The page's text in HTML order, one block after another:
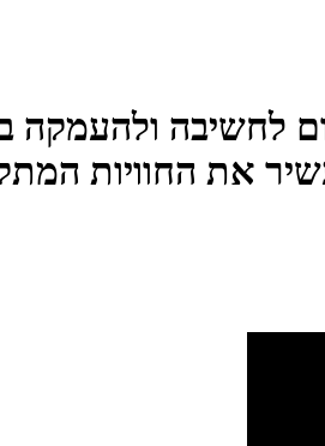
לחשיבה ולהעמקה
את החוויות